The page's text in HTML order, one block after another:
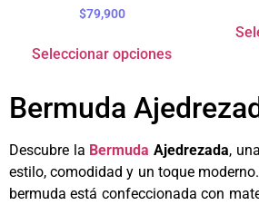
$79,900
Seleccionar opciones
Bermuda
Descubre la Bermuda Ajedrezada,
estilo, comodidad y un toque moderno.
bermuda está confeccionada con